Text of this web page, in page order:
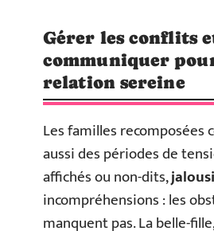
Gérer les conflits
communiquer
relation sereine
Les familles recomposées
aussi des périodes de
affichés ou non-dits,
incompréhensions : les
manquent pas. La belle-